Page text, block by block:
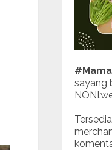
sayang
Tersedia